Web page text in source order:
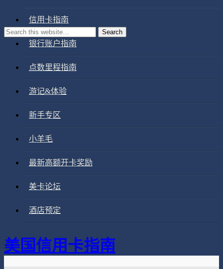
信用卡指南
银行账户指南
点数里程指南
游记&体验
新手专区
小羊毛
最新高额开卡奖励
美卡论坛
酒店预定
美国信用卡指南